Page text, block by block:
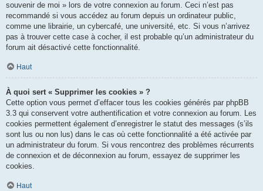
souvenir de moi » lors de votre connexion au forum. Ceci n’est pas
recommandé si vous accédez au forum depuis un ordinateur public,
comme une librairie, un cybercafé, une université, etc. Si vous n’arrivez
pas à trouver cette case à cocher, il est probable qu’un administrateur du
forum ait désactivé cette fonctionnalité.
Haut
À quoi sert « Supprimer les cookies » ?
Cette option vous permet d’effacer tous les cookies générés par phpBB
3.3 qui conservent votre authentification et votre connexion au forum. Les
cookies permettent également d’enregistrer le statut des messages (s’ils
sont lus ou non lus) dans le cas où cette fonctionnalité a été activée par
un administrateur du forum. Si vous rencontrez des problèmes récurrents
de connexion et de déconnexion au forum, essayez de supprimer les
cookies.
Haut